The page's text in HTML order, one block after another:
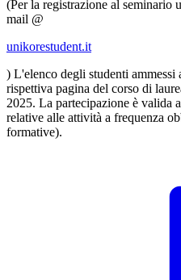
(Per la registrazione al seminario
mail @
unikorestudent.it
) L'elenco degli studenti ammessi
rispettiva pagina del corso di
2025. La partecipazione è valida
relative alle attività a frequenza
formative).